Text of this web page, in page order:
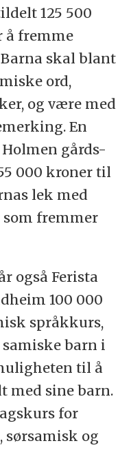
125 500
fremme
skal blant
ord,
og være med
En
gårds-
000 kroner til
lek med
som fremmer
også Ferista
100 000
språkkurs,
barn i
til å
med sine barn.
for
sørsamisk og